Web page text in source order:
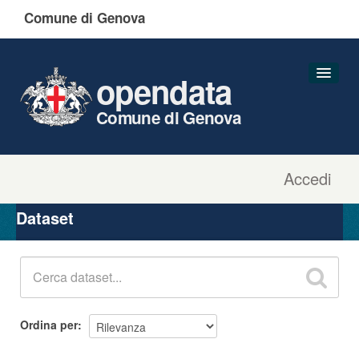
Comune di Genova
Accedi
opendata
Comune di Genova
Organizzazioni
Gruppi
Dataset
Ordina per